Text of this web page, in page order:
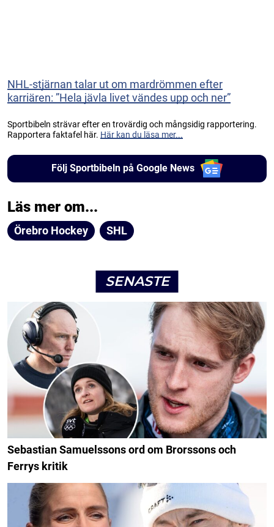
NHL-stjärnan talar ut om mardrömmen efter
karriären: ”Hela jävla livet vändes upp och ner”
Sportbibeln strävar efter en trovärdig och mångsidig rapportering.
Rapportera faktafel här. Här kan du läsa mer...
Följ Sportbibeln på Google News
Läs mer om...
Örebro Hockey SHL
SENASTE
Sebastian Samuelssons ord om Brorssons och
Ferrys kritik